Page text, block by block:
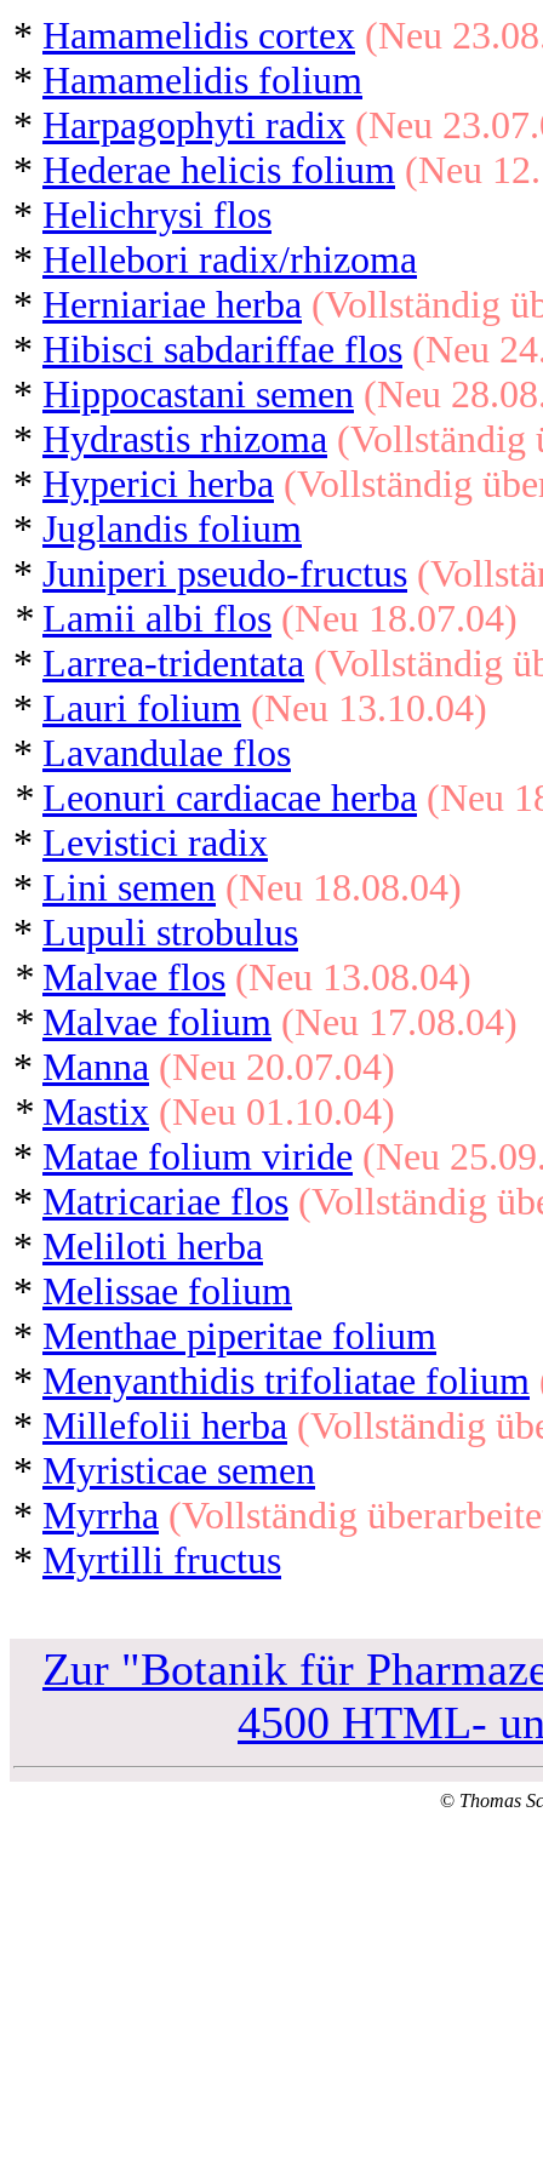
* Hamamelidis cortex (Neu
* Hamamelidis folium
* Harpagophyti radix (Neu
* Hederae helicis folium (Neu
* Helichrysi flos
* Hellebori radix/rhizoma
* Herniariae herba (Vollständig
* Hibisci sabdariffae flos (Neu
* Hippocastani semen (Neu
* Hydrastis rhizoma (Vollständig
* Hyperici herba (Vollständig
* Juglandis folium
* Juniperi pseudo-fructus
* Lamii albi flos (Neu 18.07.04)
* Larrea-tridentata (Vollständig
* Lauri folium (Neu 13.10.04)
* Lavandulae flos
* Leonuri cardiacae herba (Neu
* Levistici radix
* Lini semen (Neu 18.08.04)
* Lupuli strobulus
* Malvae flos (Neu 13.08.04)
* Malvae folium (Neu 17.08.04)
* Manna (Neu 20.07.04)
* Mastix (Neu 01.10.04)
* Matae folium viride (Neu
* Matricariae flos (Vollständig
* Meliloti herba
* Melissae folium
* Menthae piperitae folium
* Menyanthidis trifoliatae folium
* Millefolii herba (Vollständig
* Myristicae semen
* Myrrha (Vollständig
* Myrtilli fructus
Zur "Botanik für
4500 HTML-
© Thomas